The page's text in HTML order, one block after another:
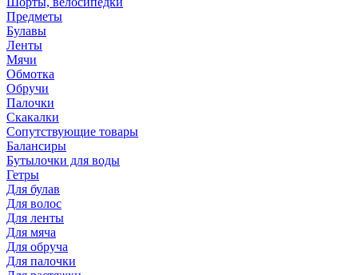
Предметы
Булавы
Ленты
Мячи
Обмотка
Обручи
Палочки
Скакалки
Сопутствующие товары
Балансиры
Бутылочки для воды
Гетры
Для булав
Для волос
Для ленты
Для мяча
Для обруча
Для палочки